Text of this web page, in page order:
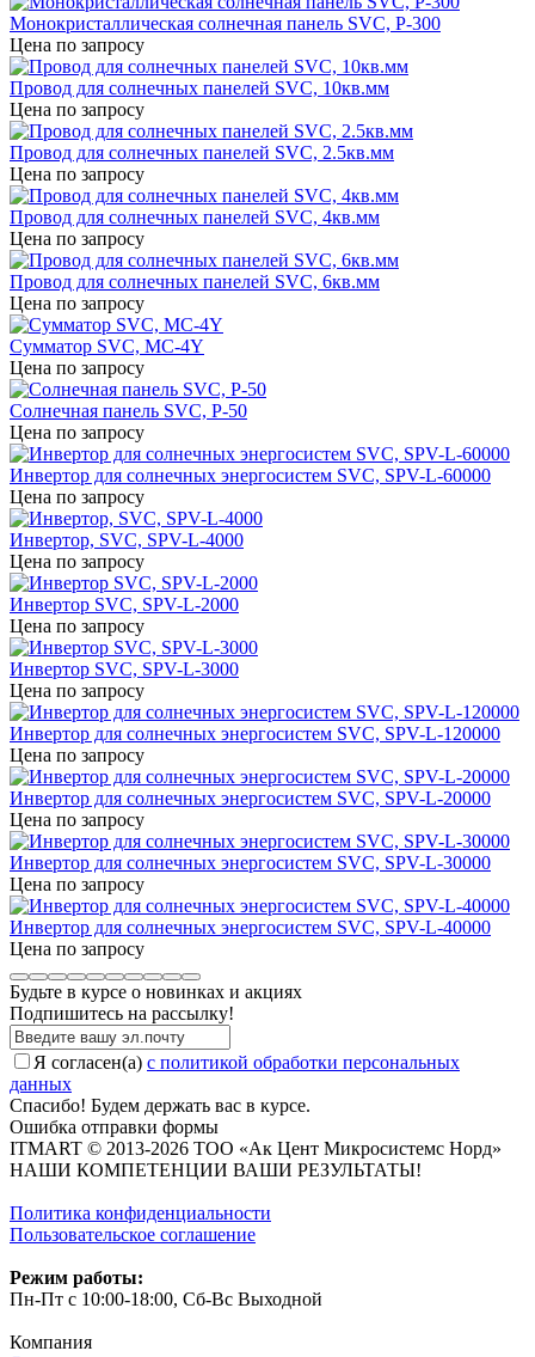
Монокристаллическая солнечная панель SVC, P-300
Цена по запросу
Провод для солнечных панелей SVC, 10кв.мм
Цена по запросу
Провод для солнечных панелей SVC, 2.5кв.мм
Цена по запросу
Провод для солнечных панелей SVC, 4кв.мм
Цена по запросу
Провод для солнечных панелей SVC, 6кв.мм
Цена по запросу
Сумматор SVC, MC-4Y
Цена по запросу
Солнечная панель SVC, P-50
Цена по запросу
Инвертор для солнечных энергосистем SVC, SPV-L-60000
Цена по запросу
Инвертор, SVC, SPV-L-4000
Цена по запросу
Инвертор SVC, SPV-L-2000
Цена по запросу
Инвертор SVC, SPV-L-3000
Цена по запросу
Инвертор для солнечных энергосистем SVC, SPV-L-120000
Цена по запросу
Инвертор для солнечных энергосистем SVC, SPV-L-20000
Цена по запросу
Инвертор для солнечных энергосистем SVC, SPV-L-30000
Цена по запросу
Инвертор для солнечных энергосистем SVC, SPV-L-40000
Цена по запросу
Будьте в курсе о новинках и акциях
Подпишитесь на рассылкy!
Я согласен(a) с политикой обработки персональных
данных
Спасибо! Будем держать вас в курсе.
Ошибка отправки формы
ITMART © 2013-2026 ТОО «Ак Цент Микросистемс Норд»
НАШИ КОМПЕТЕНЦИИ ВАШИ РЕЗУЛЬТАТЫ!
Политика конфиденциальности
Пользовательское соглашение
Режим работы:
Пн-Пт с 10:00-18:00, Сб-Вс Выходной
Компания